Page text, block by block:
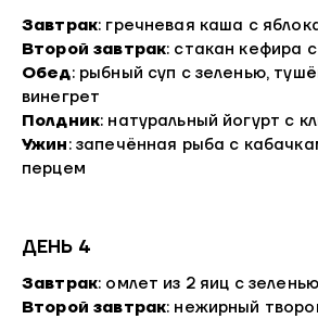
Завтрак: гречневая каша с
Второй завтрак: стакан кефира
Обед: рыбный суп с зеленью,
винегрет
Полдник: натуральный йогурт с
Ужин: запечённая рыба с
перцем
ДЕНЬ 4
Завтрак: омлет из 2 яиц с
Второй завтрак: нежирный